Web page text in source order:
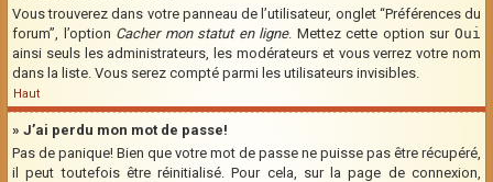
Vous trouverez dans votre panneau de l’utilisateur, onglet “Préférences du
forum”, l’option Cacher mon statut en ligne. Mettez cette option surOui
ainsi seuls les administrateurs, les modérateurs et vous verrez votre nom
dans la liste. Vous serez compté parmi les utilisateurs invisibles.
Haut
» J’ai perdu mon mot de passe!
Pas de panique! Bien que votre mot de passe ne puisse pas être récupéré,
il peut toutefois être réinitialisé. Pour cela, sur la page de connexion,